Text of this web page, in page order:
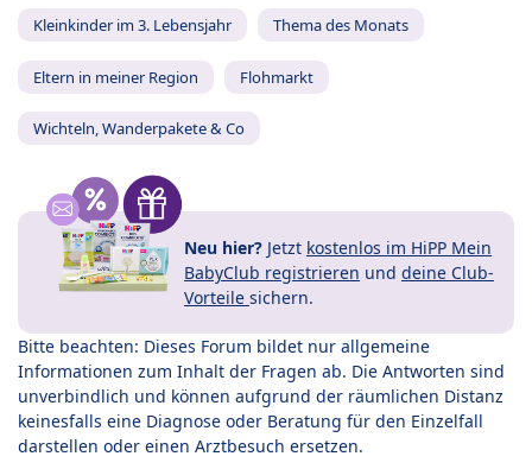
Kleinkinder im 3. Lebensjahr Thema des Monats
Eltern in meiner Region Flohmarkt
Wichteln, Wanderpakete & Co
Neu hier? Jetzt kostenlos im HiPP Mein
BabyClub registrieren und deine Club-
Vorteile sichern.
Bitte beachten: Dieses Forum bildet nur allgemeine
Informationen zum Inhalt der Fragen ab. Die Antworten sind
unverbindlich und können aufgrund der räumlichen Distanz
keinesfalls eine Diagnose oder Beratung für den Einzelfall
darstellen oder einen Arztbesuch ersetzen.